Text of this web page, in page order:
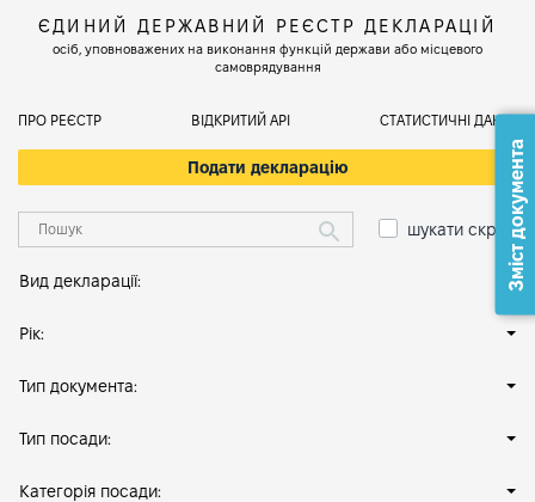
ЄДИНИЙ ДЕРЖАВНИЙ РЕЄСТР ДЕКЛАРАЦІЙ
осіб, уповноважених на виконання функцій держави або місцевого
самоврядування
ПРО РЕЄСТР ВІДКРИТИЙ АРІ СТАТИСТИЧНІ ДАНІ
Подати декларацію
шукати скрізь
Вид декларації:
Рік:
Тип документа:
Тип посади:
Категорія посади:
Зміст документа